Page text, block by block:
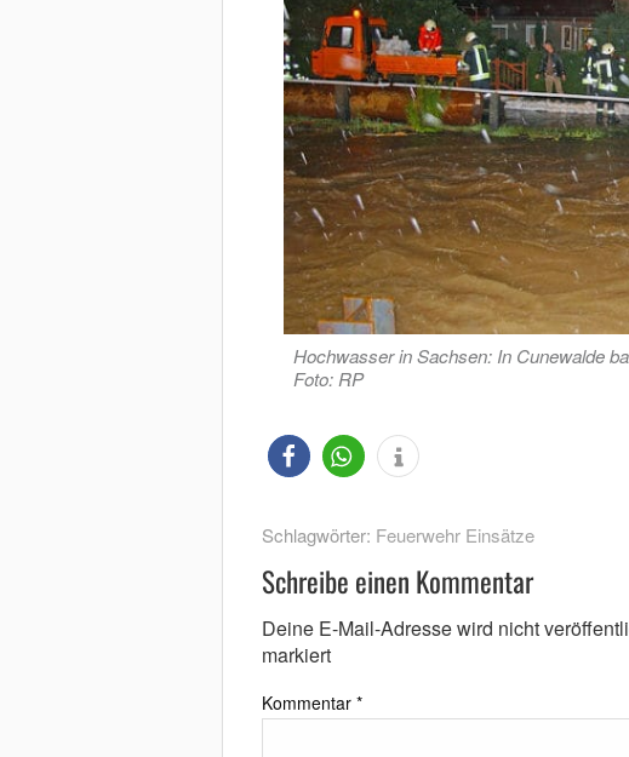
Hochwasser in Sachsen: In Cunewalde
Foto: RP
Schlagwörter: Feuerwehr Einsätze
Schreibe einen Kommentar
Deine E-Mail-Adresse wird nicht
markiert
Kommentar *